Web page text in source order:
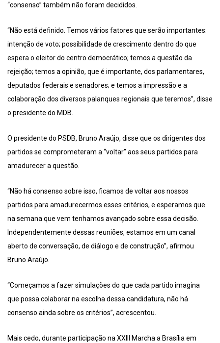
“consenso” também não foram decididos.
“Não está definido. Temos vários fatores que serão importantes:
intenção de voto; possibilidade de crescimento dentro do que
espera o eleitor do centro democrático; temos a questão da
rejeição; temos a opinião, que é importante, dos parlamentares,
deputados federais e senadores; e temos a impressão e a
colaboração dos diversos palanques regionais que teremos”, disse
o presidente do MDB.
O presidente do PSDB, Bruno Araújo, disse que os dirigentes dos
partidos se comprometeram a “voltar” aos seus partidos para
amadurecer a questão.
“Não há consenso sobre isso, ficamos de voltar aos nossos
partidos para amadurecermos esses critérios, e esperamos que
na semana que vem tenhamos avançado sobre essa decisão.
Independentemente dessas reuniões, estamos em um canal
aberto de conversação, de diálogo e de construção”, afirmou
Bruno Araújo.
“Começamos a fazer simulações do que cada partido imagina
que possa colaborar na escolha dessa candidatura, não há
consenso ainda sobre os critérios”, acrescentou.
Mais cedo, durante participação na XXIII Marcha a Brasília em